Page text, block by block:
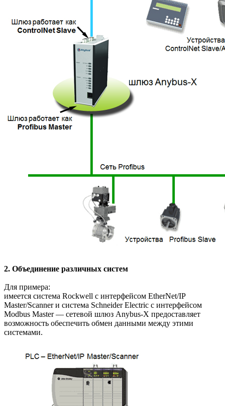
2. Объединение различных систем
Для примера:
имеется система Rockwell с интерфейсом EtherNet/IP
Master/Scanner и система Schneider Electric с интерфейсом
Modbus Master — сетевой шлюз Anybus-X предоставляет
возможность обеспечить обмен данными между этими
системами.